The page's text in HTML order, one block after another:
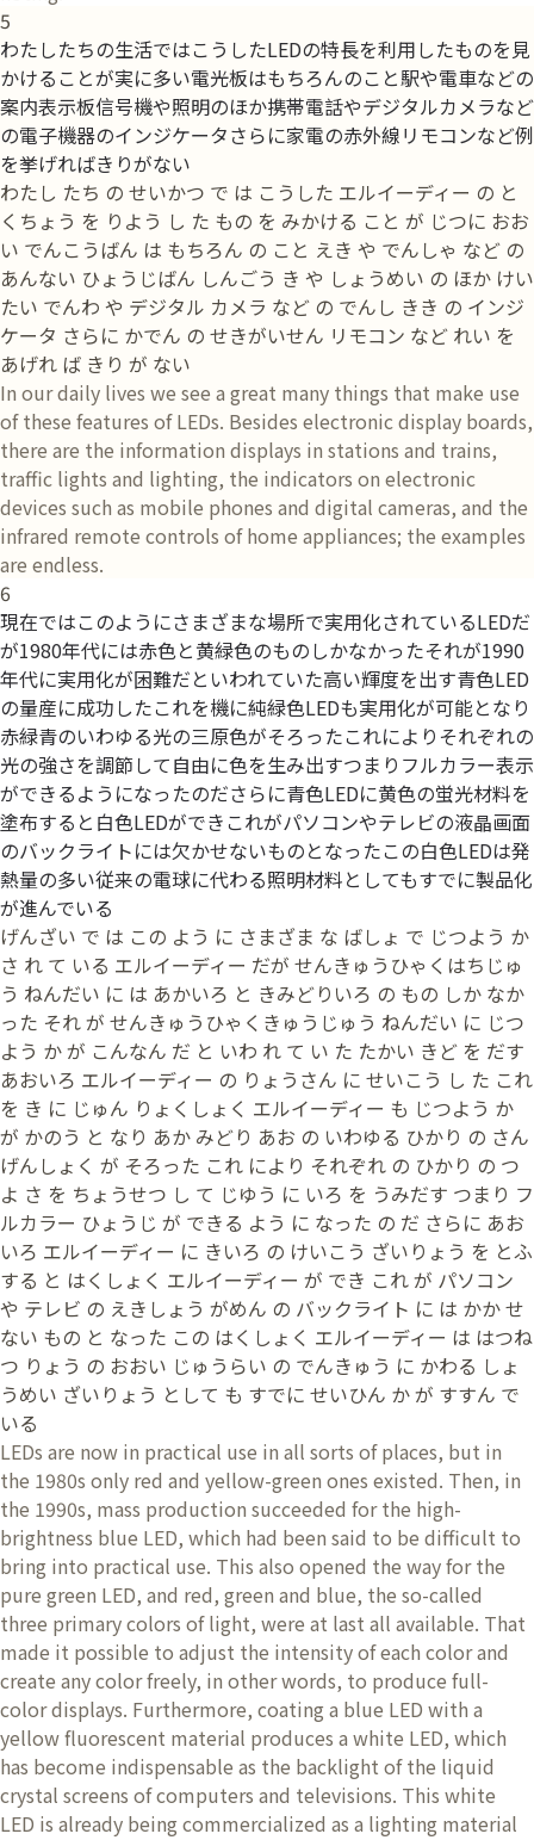
5
わたしたちの生活ではこうしたLEDの特長を利用したものを見
かけることが実に多い電光板はもちろんのこと駅や電車などの
案内表示板信号機や照明のほか携帯電話やデジタルカメラなど
の電子機器のインジケータさらに家電の赤外線リモコンなど例
を挙げればきりがない
わたし たち の せいかつ で は こうした エルイーディー の と
くちょう を りよう し た もの を みかける こと が じつに おお
い でんこうばん は もちろん の こと えき や でんしゃ など の
あんない ひょうじばん しんごう き や しょうめい の ほか けい
たい でんわ や デジタル カメラ など の でんし きき の インジ
ケータ さらに かでん の せきがいせん リモコン など れい を
あげれ ば きり が ない
In our daily lives we see a great many things that make use
of these features of LEDs. Besides electronic display boards,
there are the information displays in stations and trains,
traffic lights and lighting, the indicators on electronic
devices such as mobile phones and digital cameras, and the
infrared remote controls of home appliances; the examples
are endless.
6
現在ではこのようにさまざまな場所で実用化されているLEDだ
が1980年代には赤色と黄緑色のものしかなかったそれが1990
年代に実用化が困難だといわれていた高い輝度を出す青色LED
の量産に成功したこれを機に純緑色LEDも実用化が可能となり
赤緑青のいわゆる光の三原色がそろったこれによりそれぞれの
光の強さを調節して自由に色を生み出すつまりフルカラー表示
ができるようになったのださらに青色LEDに黄色の蛍光材料を
塗布すると白色LEDができこれがパソコンやテレビの液晶画面
のバックライトには欠かせないものとなったこの白色LEDは発
熱量の多い従来の電球に代わる照明材料としてもすでに製品化
が進んでいる
げんざい で は この よう に さまざま な ばしょ で じつよう か
さ れ て いる エルイーディー だが せんきゅうひゃくはちじゅ
う ねんだい に は あかいろ と きみどりいろ の もの しか なか
った それ が せんきゅうひゃくきゅうじゅう ねんだい に じつ
よう か が こんなん だ と いわ れ て い た たかい きど を だす
あおいろ エルイーディー の りょうさん に せいこう し た これ
を き に じゅん りょくしょく エルイーディー も じつよう か
が かのう と なり あか みどり あお の いわゆる ひかり の さん
げんしょく が そろった これ により それぞれ の ひかり の つ
よ さ を ちょうせつ し て じゆう に いろ を うみだす つまり フ
ルカラー ひょうじ が できる よう に なった の だ さらに あお
いろ エルイーディー に きいろ の けいこう ざいりょう を とふ
する と はくしょく エルイーディー が でき これ が パソコン
や テレビ の えきしょう がめん の バックライト に は かか せ
ない もの と なった この はくしょく エルイーディー は はつね
つ りょう の おおい じゅうらい の でんきゅう に かわる しょ
うめい ざいりょう として も すでに せいひん か が すすん で
いる
LEDs are now in practical use in all sorts of places, but in
the 1980s only red and yellow-green ones existed. Then, in
the 1990s, mass production succeeded for the high-
brightness blue LED, which had been said to be difficult to
bring into practical use. This also opened the way for the
pure green LED, and red, green and blue, the so-called
three primary colors of light, were at last all available. That
made it possible to adjust the intensity of each color and
create any color freely, in other words, to produce full-
color displays. Furthermore, coating a blue LED with a
yellow fluorescent material produces a white LED, which
has become indispensable as the backlight of the liquid
crystal screens of computers and televisions. This white
LED is already being commercialized as a lighting material